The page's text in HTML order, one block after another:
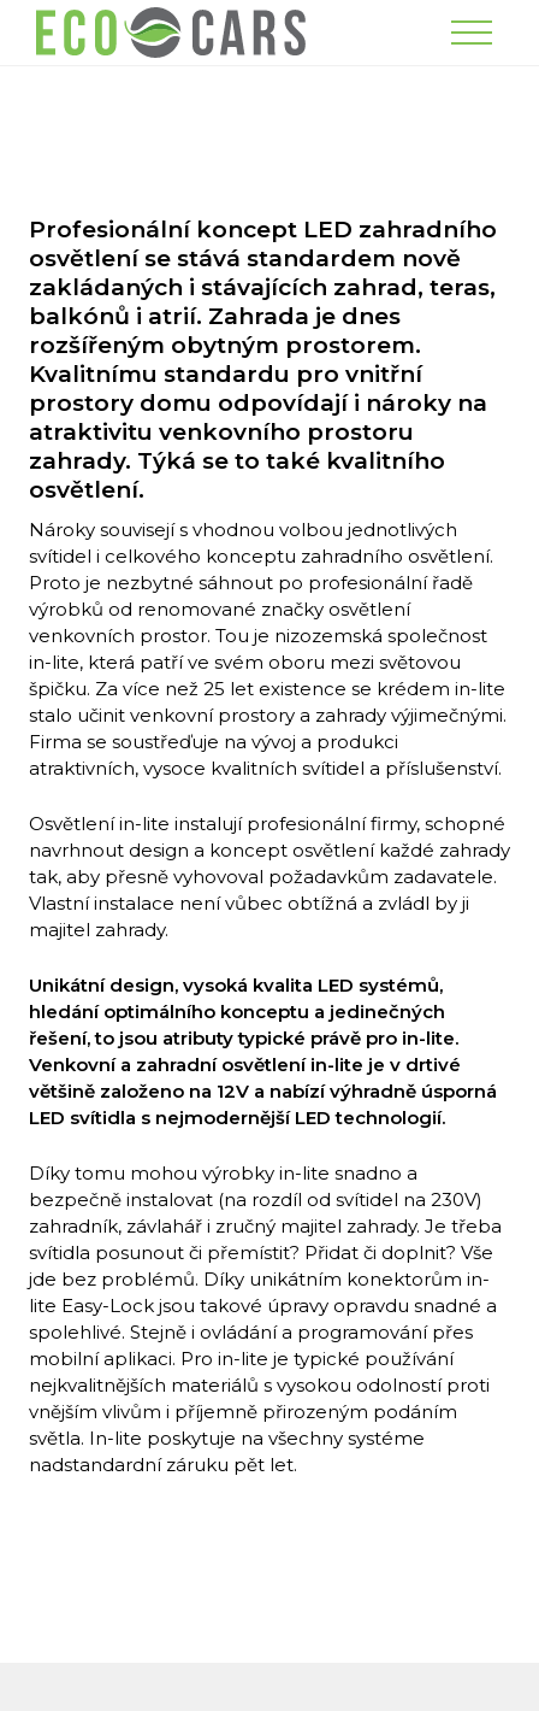
Menu
Profesionální koncept LED zahradního
osvětlení se stává standardem nově
zakládaných i stávajících zahrad, teras,
balkónů i atrií. Zahrada je dnes
rozšířeným obytným prostorem.
Kvalitnímu standardu pro vnitřní
prostory domu odpovídají i nároky na
atraktivitu venkovního prostoru
zahrady. Týká se to také kvalitního
osvětlení.
Nároky souvisejí s vhodnou volbou jednotlivých
svítidel i celkového konceptu zahradního osvětlení.
Proto je nezbytné sáhnout po profesionální řadě
výrobků od renomované značky osvětlení
venkovních prostor. Tou je nizozemská společnost
in-lite, která patří ve svém oboru mezi světovou
špičku. Za více než 25 let existence se krédem in-lite
stalo učinit venkovní prostory a zahrady výjimečnými.
Firma se soustřeďuje na vývoj a produkci
atraktivních, vysoce kvalitních svítidel a příslušenství.
Osvětlení in-lite instalují profesionální firmy, schopné
navrhnout design a koncept osvětlení každé zahrady
tak, aby přesně vyhovoval požadavkům zadavatele.
Vlastní instalace není vůbec obtížná a zvládl by ji
majitel zahrady.
Unikátní design, vysoká kvalita LED systémů,
hledání optimálního konceptu a jedinečných
řešení, to jsou atributy typické právě pro in-lite.
Venkovní a zahradní osvětlení in-lite je v drtivé
většině založeno na 12V a nabízí výhradně úsporná
LED svítidla s nejmodernější LED technologií.
Díky tomu mohou výrobky in-lite snadno a
bezpečně instalovat (na rozdíl od svítidel na 230V)
zahradník, závlahář i zručný majitel zahrady. Je třeba
svítidla posunout či přemístit? Přidat či doplnit? Vše
jde bez problémů. Díky unikátním konektorům in-
lite Easy-Lock jsou takové úpravy opravdu snadné a
spolehlivé. Stejně i ovládání a programování přes
mobilní aplikaci. Pro in-lite je typické používání
nejkvalitnějších materiálů s vysokou odolností proti
vnějším vlivům i příjemně přirozeným podáním
světla. In-lite poskytuje na všechny systéme
nadstandardní záruku pět let.